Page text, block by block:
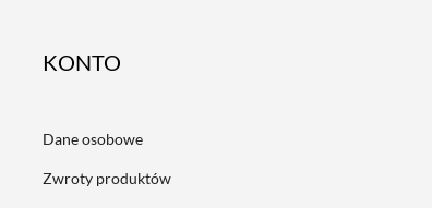
ACCOUNT
Dane osobowe
Zwroty produktów